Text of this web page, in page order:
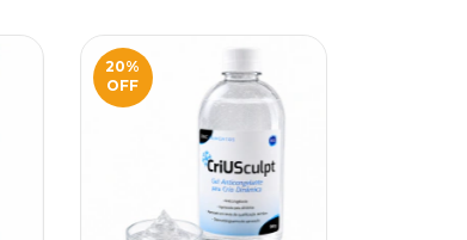
20%
OFF